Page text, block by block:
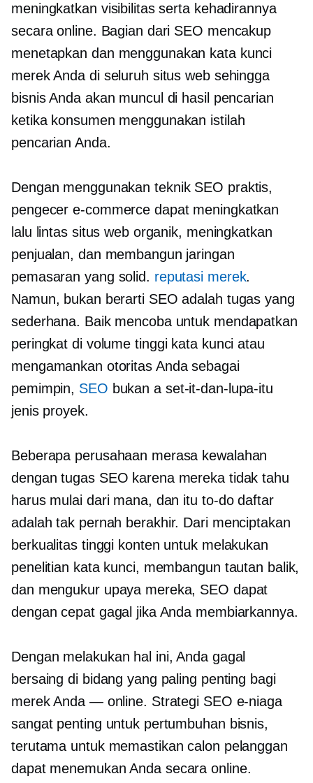
meningkatkan visibilitas serta kehadirannya
secara online. Bagian dari SEO mencakup
menetapkan dan menggunakan kata kunci
merek Anda di seluruh situs web sehingga
bisnis Anda akan muncul di hasil pencarian
ketika konsumen menggunakan istilah
pencarian Anda.
Dengan menggunakan teknik SEO praktis,
pengecer e-commerce dapat meningkatkan
lalu lintas situs web organik, meningkatkan
penjualan, dan membangun jaringan
pemasaran yang solid. reputasi merek.
Namun, bukan berarti SEO adalah tugas yang
sederhana. Baik mencoba untuk mendapatkan
peringkat di volume tinggikata kunci atau
mengamankan otoritas Anda sebagai
pemimpin, SEO bukan a set-it-dan-lupa-itu
jenis proyek.
Beberapa perusahaan merasa kewalahan
dengan tugas SEO karena mereka tidak tahu
harus mulai dari mana, dan itu to-dodaftar
adalahtak pernah berakhir. Dari menciptakan
berkualitas tinggi konten untuk melakukan
penelitian kata kunci, membangun tautan balik,
dan mengukur upaya mereka, SEO dapat
dengan cepat gagal jika Anda membiarkannya.
Dengan melakukan hal ini, Anda gagal
bersaing di bidang yang paling penting bagi
merek Anda — online. Strategi SEO e-niaga
sangat penting untuk pertumbuhan bisnis,
terutama untuk memastikan calon pelanggan
dapat menemukan Anda secara online.